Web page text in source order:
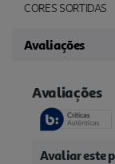
CORES SORTIDAS
Avaliações